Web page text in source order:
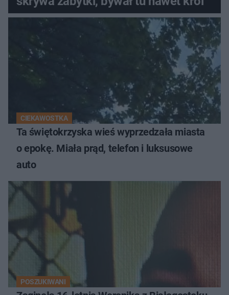
CIEKAWOSTKA
Ta świętokrzyska wieś wyprzedzała miasta
o epokę. Miała prąd, telefon i luksusowe
auto
POSZUKIWANI